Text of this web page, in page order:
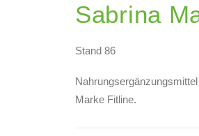
Sabrina
Stand 86
Marke Fitline.